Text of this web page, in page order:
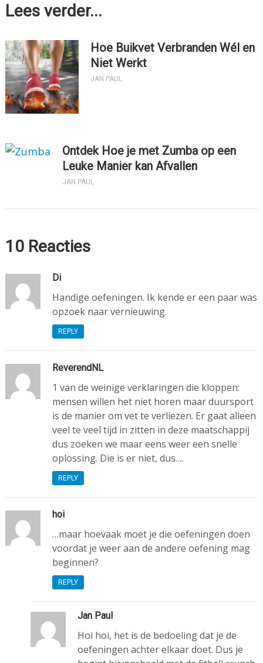
Lees verder...
Hoe Buikvet Verbranden Wél en
Niet Werkt
JAN PAUL
Ontdek Hoe je met Zumba op een
Leuke Manier kan Afvallen
JAN PAUL
10 Reacties
Di
Handige oefeningen. Ik kende er een paar was
opzoek naar vernieuwing.
REPLY
ReverendNL
1 van de weinige verklaringen die kloppen:
mensen willen het niet horen maar duursport
is de manier om vet te verliezen. Er gaat alleen
veel te veel tijd in zitten in deze maatschappij
dus zoeken we maar eens weer een snelle
oplossing. Die is er niet, dus….
REPLY
hoi
…maar hoevaak moet je die oefeningen doen
voordat je weer aan de andere oefening mag
beginnen?
REPLY
Jan Paul
Hoi hoi, het is de bedoeling dat je de
oefeningen achter elkaar doet. Dus je